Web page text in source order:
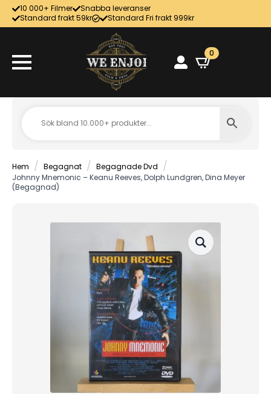
10 000+ Filmer
Snabba leveranser
Standard frakt 59kr
Standard Fri frakt 999kr
0
Hem Begagnat
Begagnade Dvd
Johnny Mnemonic – Keanu Reeves, Dolph Lundgren, Dina Meyer
(Begagnad)